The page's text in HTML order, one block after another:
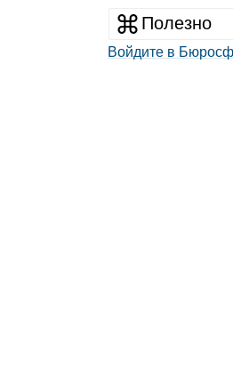
Полезно
Войдите в